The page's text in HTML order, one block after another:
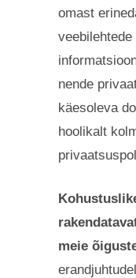
omast
nende
käesoleva
hoolikalt
meie